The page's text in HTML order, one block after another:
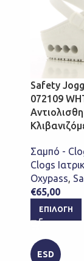
Safety
072109
Σαμπό -
Clogs
Oxypass
€65,00
ΕΠΙΛΟΓΉ
ESD